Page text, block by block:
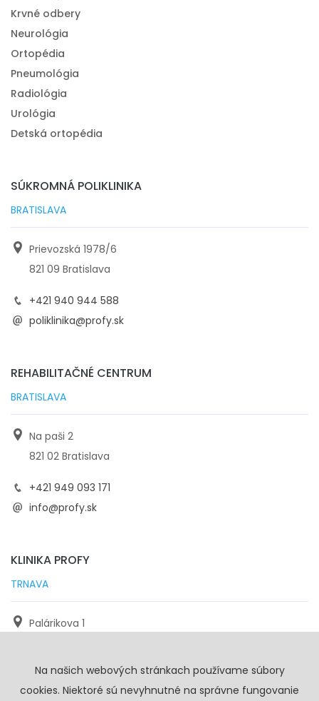
Krvné odbery
Neurológia
Ortopédia
Pneumológia
Radiológia
Urológia
Detská ortopédia
SÚKROMNÁ POLIKLINIKA
BRATISLAVA
Prievozská 1978/6
821 09 Bratislava
+421 940 944 588
poliklinika@profy.sk
REHABILITAČNÉ CENTRUM
BRATISLAVA
Na paši 2
821 02 Bratislava
+421 949 093 171
info@profy.sk
KLINIKA PROFY
TRNAVA
Palárikova 1
+421 905 117 923
info@profy.sk
Na našich webových stránkach používame súbory
cookies. Niektoré sú nevyhnutné na správne fungovanie